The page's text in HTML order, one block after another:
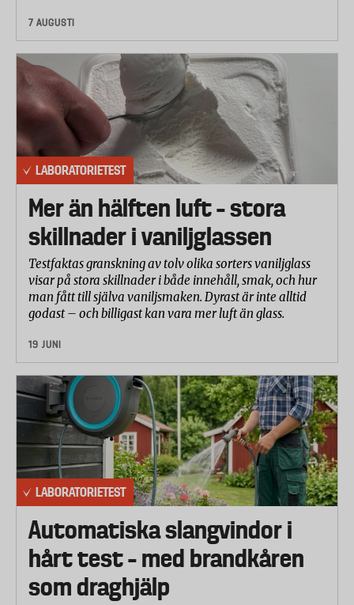
7 AUGUSTI
LABORATORIETEST
Mer än hälften luft – stora
skillnader i vaniljglassen
Testfaktas granskning av tolv olika sorters vaniljglass
visar på stora skillnader i både innehåll, smak, och hur
man fått till själva vaniljsmaken. Dyrast är inte alltid
godast – och billigast kan vara mer luft än glass.
19 JUNI
LABORATORIETEST
Automatiska slangvindor i
hårt test – med brandkåren
som draghjälp